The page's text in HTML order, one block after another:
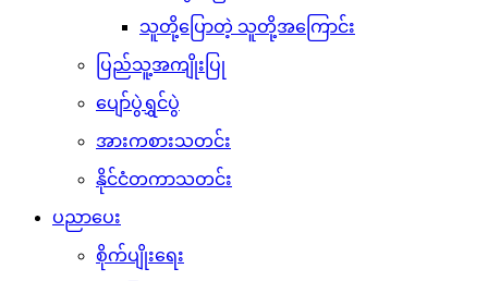
သူတို့ပြောတဲ့ သူတို့အကြောင်း
ပြည်သူ့အကျိုးပြု
ပျော်ပွဲရွှင်ပွဲ
အားကစားသတင်း
နိုင်ငံတကာသတင်း
ပညာပေး
စိုက်ပျိုးရေး